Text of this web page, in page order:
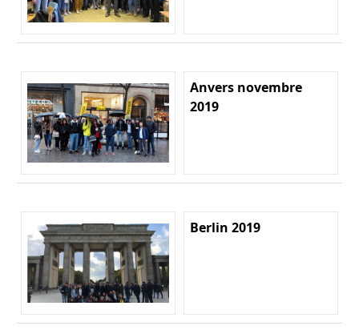
Anvers novembre
2019
Berlin 2019